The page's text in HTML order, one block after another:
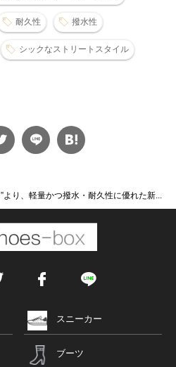
耐久性 撥水性
シックなストリートスタイル
より、軽量かつ撥水・耐久性に優れた新...
スニーカー
ブーツ